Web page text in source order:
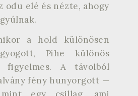
odu elé és nézte, ahogy
a hold különösen
Pihe különös
A távolból
fény hunyorgott —